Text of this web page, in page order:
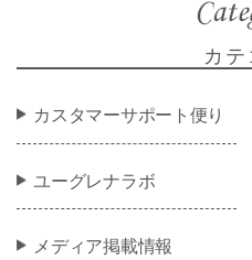
カテ
カスタマーサポート便り
ユーグレナラボ
メディア掲載情報